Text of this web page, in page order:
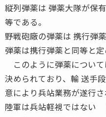
縦列弾薬は 弾薬大隊が保
等である。
野戦砲廠の弾薬は 携行弾
弾薬は携行弾薬と同等と定
このように弾薬につい
決められており、輸 送手
意により兵站業務が遂行さ
陸軍は兵站軽視ではない